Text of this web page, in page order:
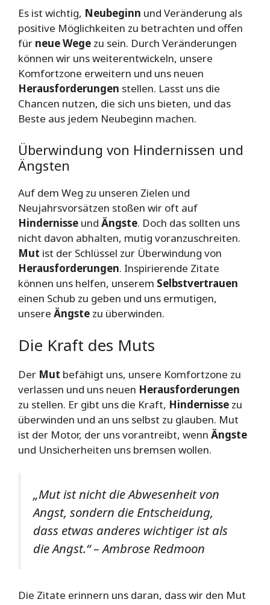
Es ist wichtig, Neubeginn und Veränderung als
positive Möglichkeiten zu betrachten und offen
für neue Wege zu sein. Durch Veränderungen
können wir uns weiterentwickeln, unsere
Komfortzone erweitern und uns neuen
Herausforderungen stellen. Lasst uns die
Chancen nutzen, die sich uns bieten, und das
Beste aus jedem Neubeginn machen.
Überwindung von Hindernissen und
Ängsten
Auf dem Weg zu unseren Zielen und
Neujahrsvorsätzen stoßen wir oft auf
Hindernisse und Ängste. Doch das sollten uns
nicht davon abhalten, mutig voranzuschreiten.
Mut ist der Schlüssel zur Überwindung von
Herausforderungen. Inspirierende Zitate
können uns helfen, unserem Selbstvertrauen
einen Schub zu geben und uns ermutigen,
unsere Ängste zu überwinden.
Die Kraft des Muts
Der Mut befähigt uns, unsere Komfortzone zu
verlassen und uns neuen Herausforderungen
zu stellen. Er gibt uns die Kraft, Hindernisse zu
überwinden und an uns selbst zu glauben. Mut
ist der Motor, der uns vorantreibt, wenn Ängste
und Unsicherheiten uns bremsen wollen.
„Mut ist nicht die Abwesenheit von
Angst, sondern die Entscheidung,
dass etwas anderes wichtiger ist als
die Angst.“ – Ambrose Redmoon
Die Zitate erinnern uns daran, dass wir den Mut